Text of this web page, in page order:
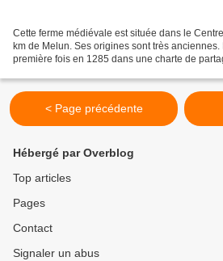
Cette ferme médiévale est située dans le
km de Melun. Ses origines sont très
première fois en 1285 dans une charte de
< Page précédente
Hébergé par Overblog
Top articles
Pages
Contact
Signaler un abus